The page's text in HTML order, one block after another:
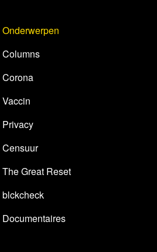
Onderwerpen
Columns
Corona
Vaccin
Privacy
Censuur
The Great Reset
blckcheck
Documentaires